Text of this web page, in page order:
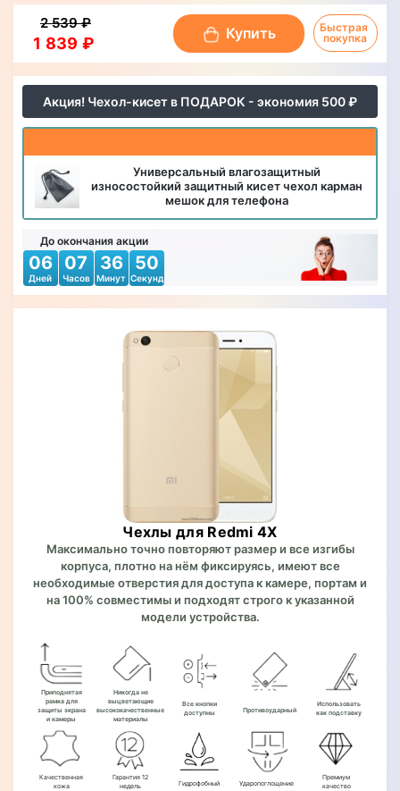
Акция! Чехол-кисет в ПОДАРОК - экономия 500 ₽
Универсальный влагозащитный
износостойкий защитный кисет чехол карман
мешок для телефона
До окончания акции
06
Дней
07
Часов
36
Минут
49
Секунд
Чехлы для Redmi 4X
Максимально точно повторяют размер и все изгибы
корпуса, плотно на нём фиксируясь, имеют все
необходимые отверстия для доступа к камере, портам и
на 100% совместимы и подходят строго к указанной
модели устройства.
Приподнятая
рамка для
защиты экрана
и камеры
Никогда не
выцветающие
высококачественные
материалы
Все кнопки
доступны
Противоударный
Использовать
как подставку
Качественная
кожа
Гарантия 12
недель
Гидрофобный Ударопоглощение
Премиум
качество
1 839 ₽
2 539 ₽
Купить
Быстрая
покупка